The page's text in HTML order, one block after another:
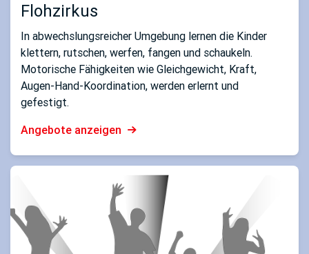
Flohzirkus
In abwechslungsreicher Umgebung lernen die Kinder
klettern, rutschen, werfen, fangen und schaukeln.
Motorische Fähigkeiten wie Gleichgewicht, Kraft,
Augen-Hand-Koordination, werden erlernt und
gefestigt.
Angebote anzeigen